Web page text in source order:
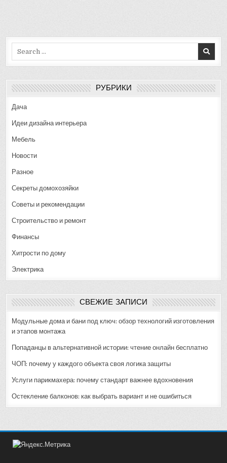
РУБРИКИ
Дача
Идеи дизайна интерьера
Мебель
Новости
Разное
Секреты домохозяйки
Советы и рекомендации
Строительство и ремонт
Финансы
Хитрости по дому
Электрика
СВЕЖИЕ ЗАПИСИ
Модульные дома и бани под ключ: обзор технологий изготовления
и этапов монтажа
Попаданцы в альтернативной истории: чтение онлайн бесплатно
ЧОП: почему у каждого объекта своя логика защиты
Услуги парикмахера: почему стандарт важнее вдохновения
Остекление балконов: как выбрать вариант и не ошибиться